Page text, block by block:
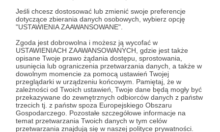
Jeśli chcesz dostosować lub zmienić swoje preferencje
dotyczące zbierania danych osobowych, wybierz opcję
"USTAWIENIA ZAAWANSOWANE".
Zgoda jest dobrowolna i możesz ją wycofać w
USTAWIENIACH ZAAWANSOWANYCH, gdzie jest także
opisane Twoje prawo żądania dostępu, sprostowania,
usunięcia lub ograniczenia przetwarzania danych, a także w
dowolnym momencie za pomocą ustawień Twojej
przeglądarki w urządzeniu końcowym. Pamiętaj, że w
zależności od Twoich ustawień, Twoje dane będą mogły być
przekazywane do zewnętrznych odbiorców danych z państw
trzecich tj. z państw spoza Europejskiego Obszaru
Gospodarczego. Pozostałe szczegółowe informacje na
temat przetwarzania Twoich danych w tym celów
przetwarzania znajdują się w naszej polityce prywatności.
Dołącz do grona Patronów!
Wesprzyj działalność AutoraANOWAjuż teraz!
Zostań Patronem